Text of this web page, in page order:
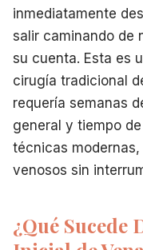
inmediatamente
salir caminando de
su cuenta. Esta es
cirugía tradicional
requería semanas
general y tiempo
técnicas
venosos sin
¿Qué Sucede